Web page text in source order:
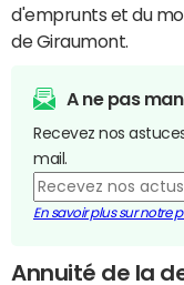
d'emprunts et du
de Giraumont.
A ne pas
Recevez nos
mail.
En savoir plus sur notre
Annuité de la